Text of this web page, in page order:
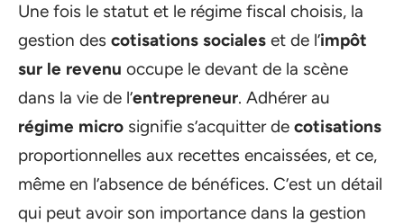
Une fois le statut et le régime fiscal choisis, la
gestion des cotisations sociales et de l’impôt
sur le revenu occupe le devant de la scène
dans la vie de l’entrepreneur. Adhérer au
régime micro signifie s’acquitter de cotisations
proportionnelles aux recettes encaissées, et ce,
même en l’absence de bénéfices. C’est un détail
qui peut avoir son importance dans la gestion